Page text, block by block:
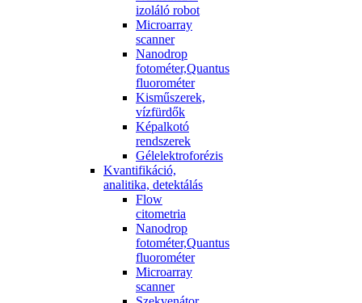
izoláló robot
Microarray
scanner
Nanodrop
fotométer,Quantus
fluorométer
Kisműszerek,
vízfürdők
Képalkotó
rendszerek
Gélelektroforézis
Kvantifikáció,
analitika, detektálás
Flow
citometria
Nanodrop
fotométer,Quantus
fluorométer
Microarray
scanner